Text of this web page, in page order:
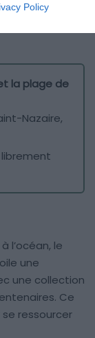
Policy
ajoutera
la plage de
Nazaire,
librement
l’océan, le
une
une collection
Ce
ressourcer